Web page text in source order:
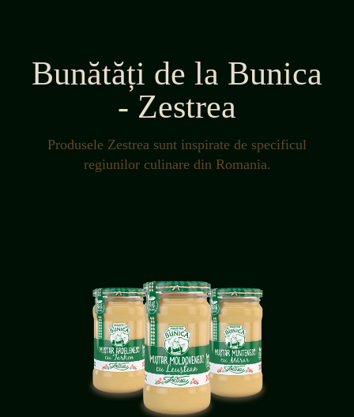
Bunătăți de la Bunica
- Zestrea
Produsele Zestrea sunt inspirate de specificul
regiunilor culinare din Romania.